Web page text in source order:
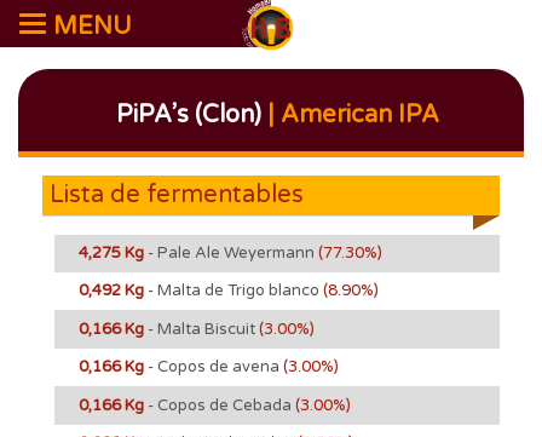
MENU
PiPA’s (Clon)| American IPA
Lista de fermentables
4,275 Kg - Pale Ale Weyermann (77.30%)
0,492 Kg - Malta de Trigo blanco (8.90%)
0,166 Kg - Malta Biscuit(3.00%)
0,166 Kg - Copos de avena (3.00%)
0,166 Kg - Copos de Cebada (3.00%)